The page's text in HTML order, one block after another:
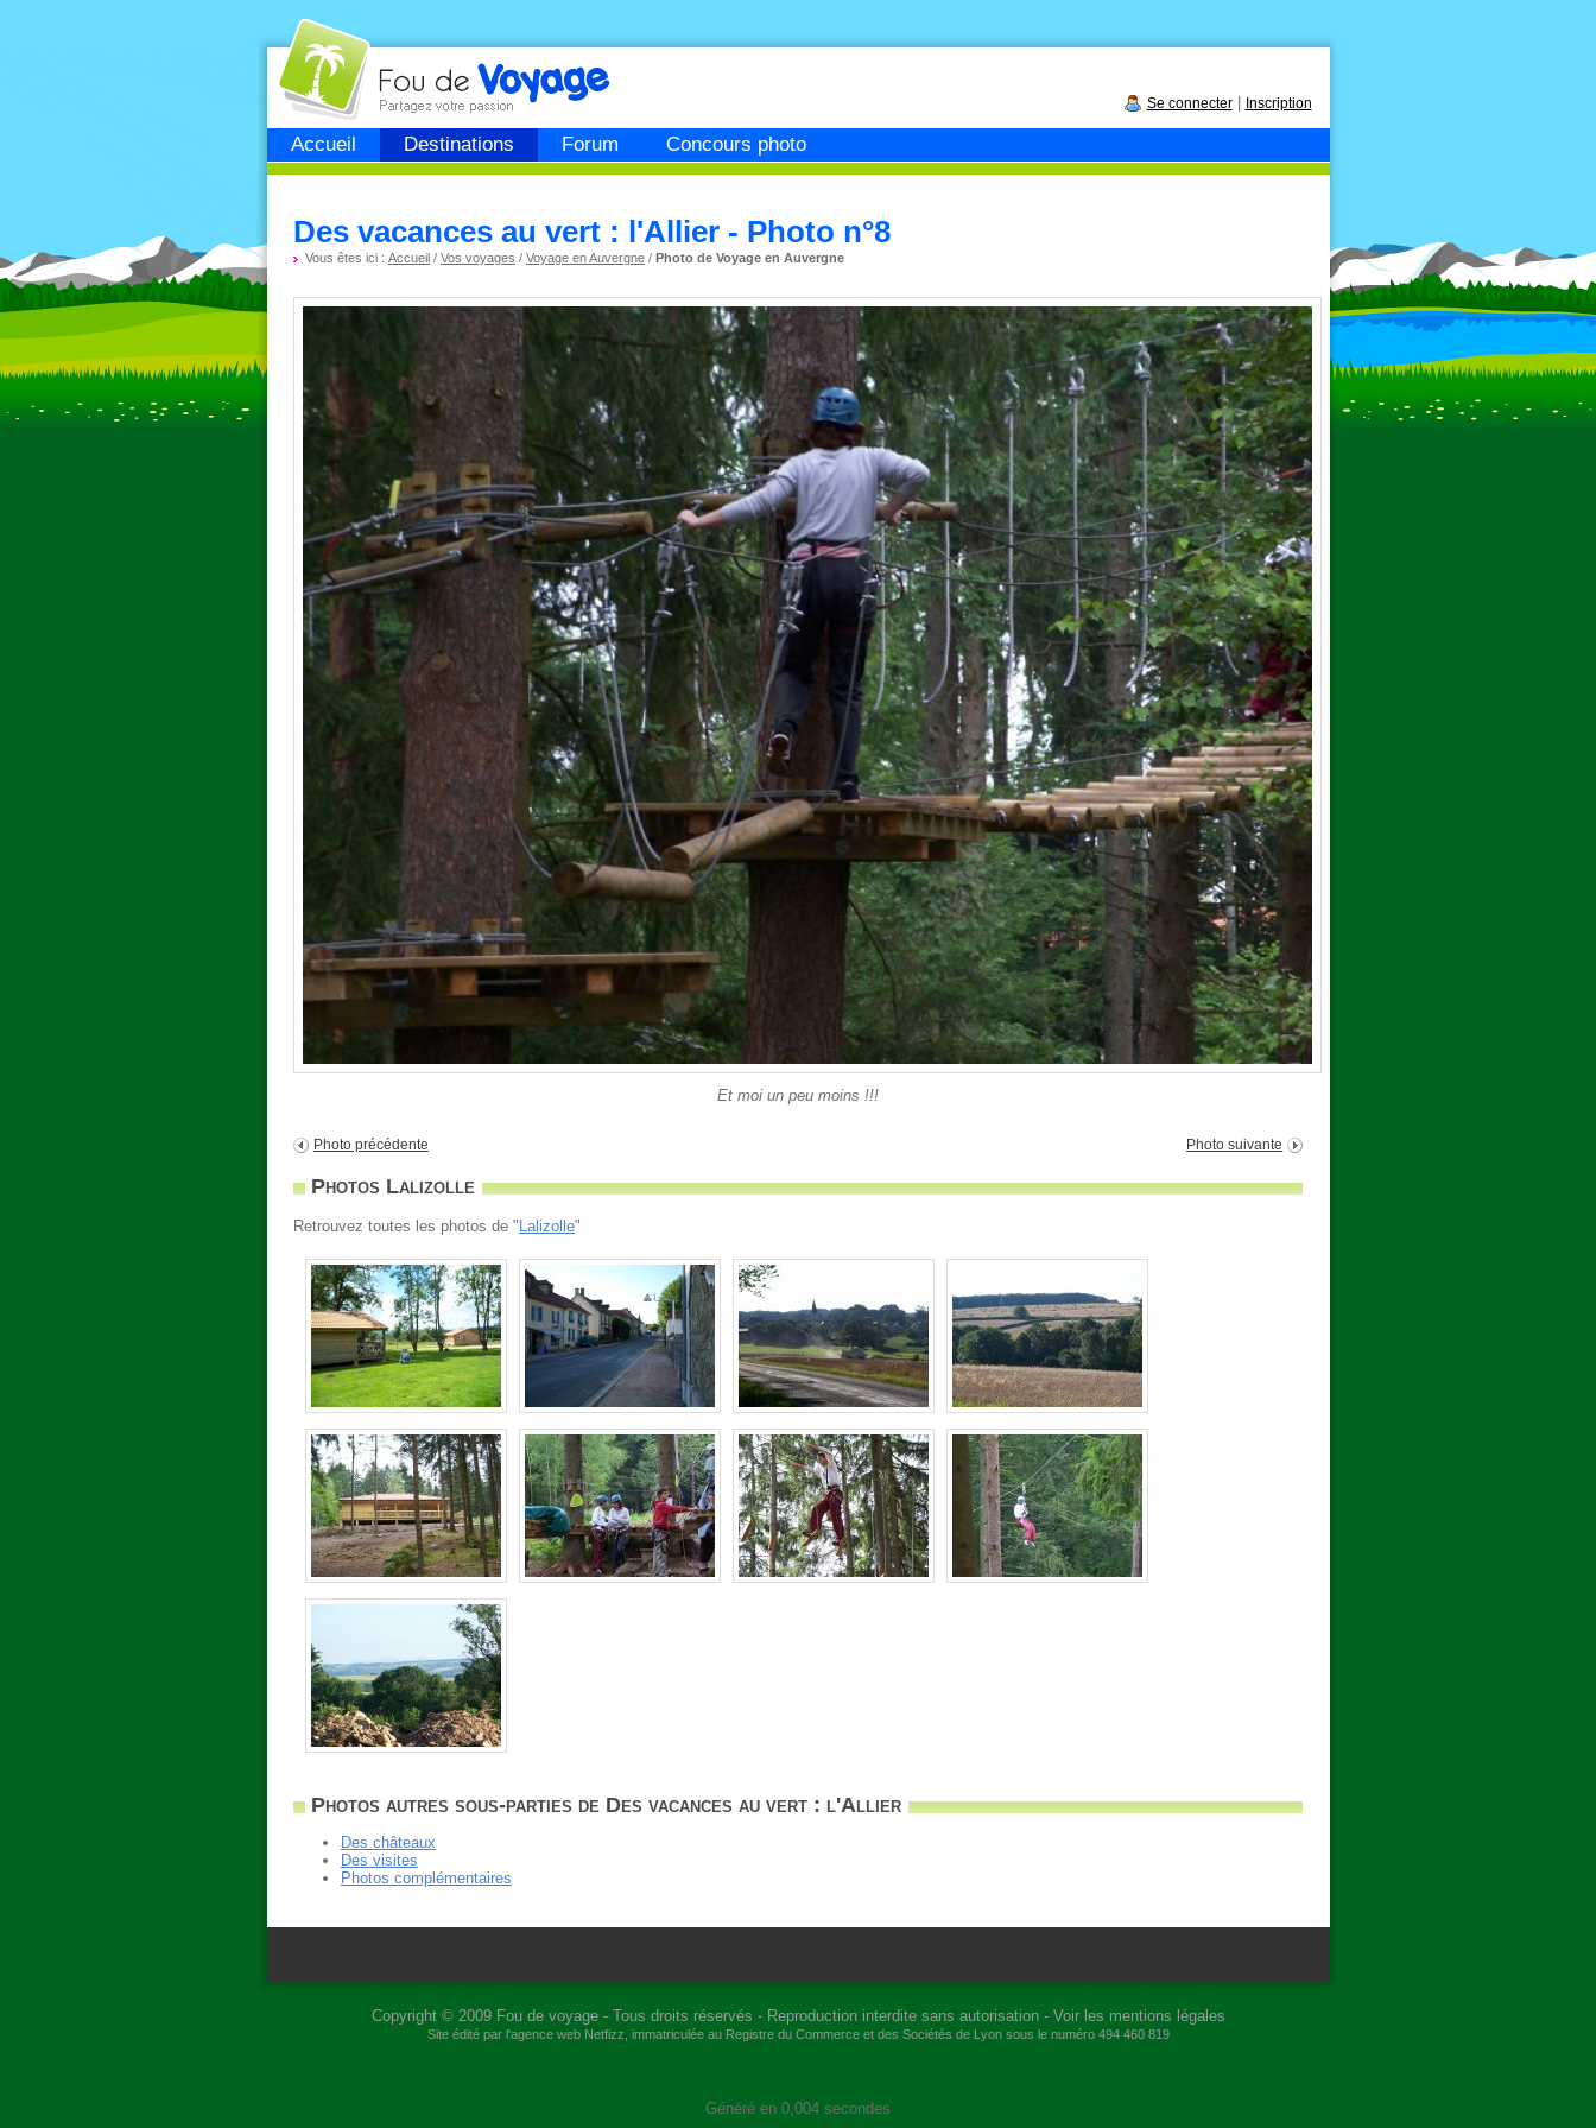
Accueil Destinations Forum Concours photo
Fou devoyage
Se connecter| Inscription
Des vacances au vert : l'Allier - Photo n°8
Vous êtes ici : Accueil/ Vos voyages / Voyage en Auvergne/ Photo de Voyage en Auvergne
Et moi un peu moins !!!
Photo précédente Photo suivante
Photos Lalizolle
Retrouvez toutes les photos de "Lalizolle"
Photos autres sous-parties de Des vacances au vert : l'Allier
Des châteaux
Des visites
Photos complémentaires
Copyright © 2009 Fou de voyage- Tous droits réservés - Reproduction interdite sans autorisation - Voir les mentions légales
Site édité par l'agence web Netfizz , immatriculée au Registre du Commerce et des Sociétés de Lyon sous le numéro 494 460 819
Généré en 0,004 secondes